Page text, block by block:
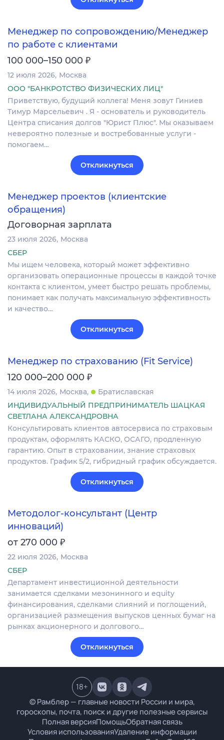
Менеджер по сопровождению/Менеджер
по работе с клиентами
100 000–150 000 ₽
12 июля 2026 Москва
ООО "БАНКРОТСТВО ФИЗИЧЕСКИХ ЛИЦ"
Приветствую, будущий коллега! Меня зовут Гиниев
Тимур Марсельевич . Я - основатель и руководитель
Центра списания долгов "Юрист Плюс". Мы оказываем
невероятно полезные и востребованные услуги -
помогаем…
Откликнуться
Менеджер проектов (клиентские
обращения)
Договорная зарплата
23 июля 2026 Москва
СБЕР
Мы ищем человека, который может эффективно
организовать операционные процессы в каждой точке
контакта с клиентом, умеет быстро решать проблемы,
понимает как получать максимальную эффективность
и качество…
Откликнуться
Менеджер по страхованию (Fit Service)
120 000–200 000 ₽
14 июля 2026 Москва
Братиславская
ИНДИВИДУАЛЬНЫЙ ПРЕДПРИНИМАТЕЛЬ ШАЦКАЯ
СВЕТЛАНА АЛЕКСАНДРОВНА
Консультировать клиентов автосервиса по страховым
продуктам, оформлять КАСКО, ОСАГО, продленную
гарантию. Опыт в страховании, знание страховых
продуктов. График 5/2, гибридный график обсуждается.
Откликнуться
Методолог-консультант (Центр
инноваций)
от 270 000 ₽
22 июля 2026 Москва
СБЕР
Департамент инвестиционной деятельности
занимается сделками мезонинного и equity
финансирования, сделками слияний и поглощений,
организацией размещения выпусков ценных бумаг на
рынках акционерного и долгового…
Откликнуться
© Рамблер — главные новости России и мира,
гороскопы, почта, поиск и другие полезные сервисы
Полная версияПомощьОбратная связь
Условия использованияУдаление информации
18+